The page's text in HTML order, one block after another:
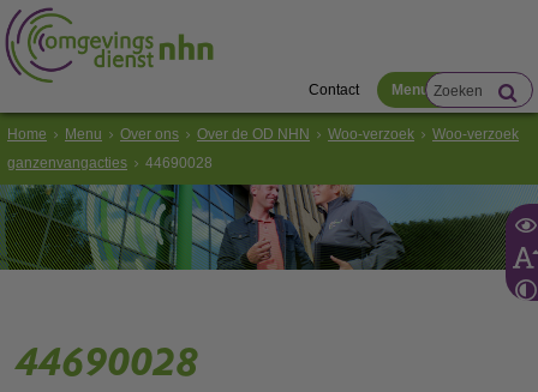
Contact Menu
Home Menu Over ons Over de OD NHN Woo-verzoek
Woo-verzoek
ganzenvangacties
44690028
44690028